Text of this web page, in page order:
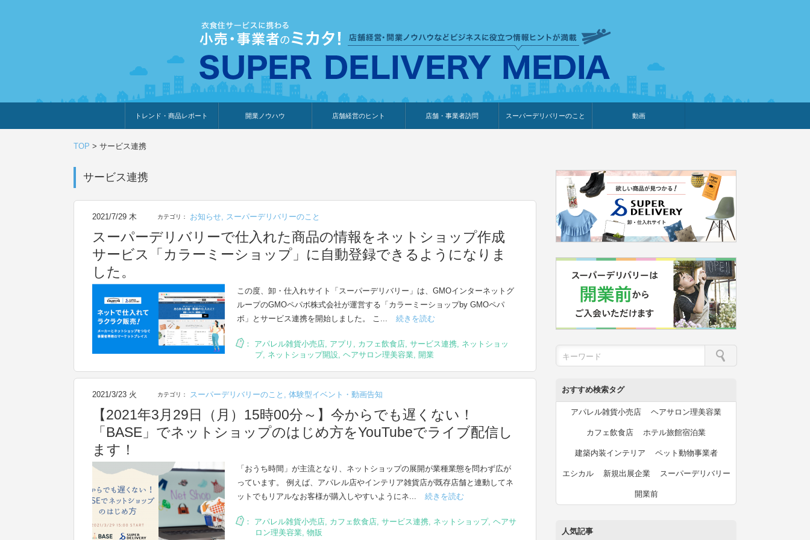
トレンド・商品レポート
トレンド・特集
人気ランキング
出展企業のおすすめ
商品体験・レビュー
暮らしの提案
開業ノウハウ 店舗経営のヒント 店舗・事業者訪問 スーパーデリバリーのこと 動画
TOP > サービス連携
サービス連携
2021/7/29 木 カテゴリ： お知らせ, スーパーデリバリーのこと
スーパーデリバリーで仕入れた商品の情報をネットショップ作成
サービス「カラーミーショップ」に自動登録できるようになりま
した。
この度、卸・仕入れサイト「スーパーデリバリー」は、GMOインターネットグ
ループのGMOペパボ株式会社が運営する「カラーミーショップby GMOペパ
ボ」とサービス連携を開始しました。 こ...
続きを読む
： アパレル雑貨小売店, アプリ , カフェ飲食店, サービス連携, ネットショッ
プ, ネットショップ開設, ヘアサロン理美容業, 開業
2021/3/23 火 カテゴリ： スーパーデリバリーのこと , 体験型イベント・動画告知
【2021年3月29日（月）15時00分～】今からでも遅くない！
「BASE」でネットショップのはじめ方をYouTubeでライブ配信し
ます！
「おうち時間」が主流となり、ネットショップの展開が業種業態を問わず広が
っています。 例えば、アパレル店やインテリア雑貨店が既存店舗と連動してネ
ットでもリアルなお客様が購入しやすいようにネ...
続きを読む
： アパレル雑貨小売店, カフェ飲食店, サービス連携, ネットショップ, ヘアサ
ロン理美容業, 物販
おすすめ検索タグ
アパレル雑貨小売店 ヘアサロン理美容業
カフェ飲食店 ホテル旅館宿泊業
建築内装インテリア ペット動物事業者
エシカル 新規出展企業 スーパーデリバリー
開業前
人気記事